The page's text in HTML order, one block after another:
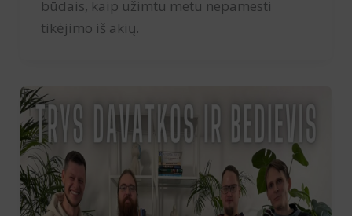
būdais, kaip užimtu metu nepamesti
tikėjimo iš akių.